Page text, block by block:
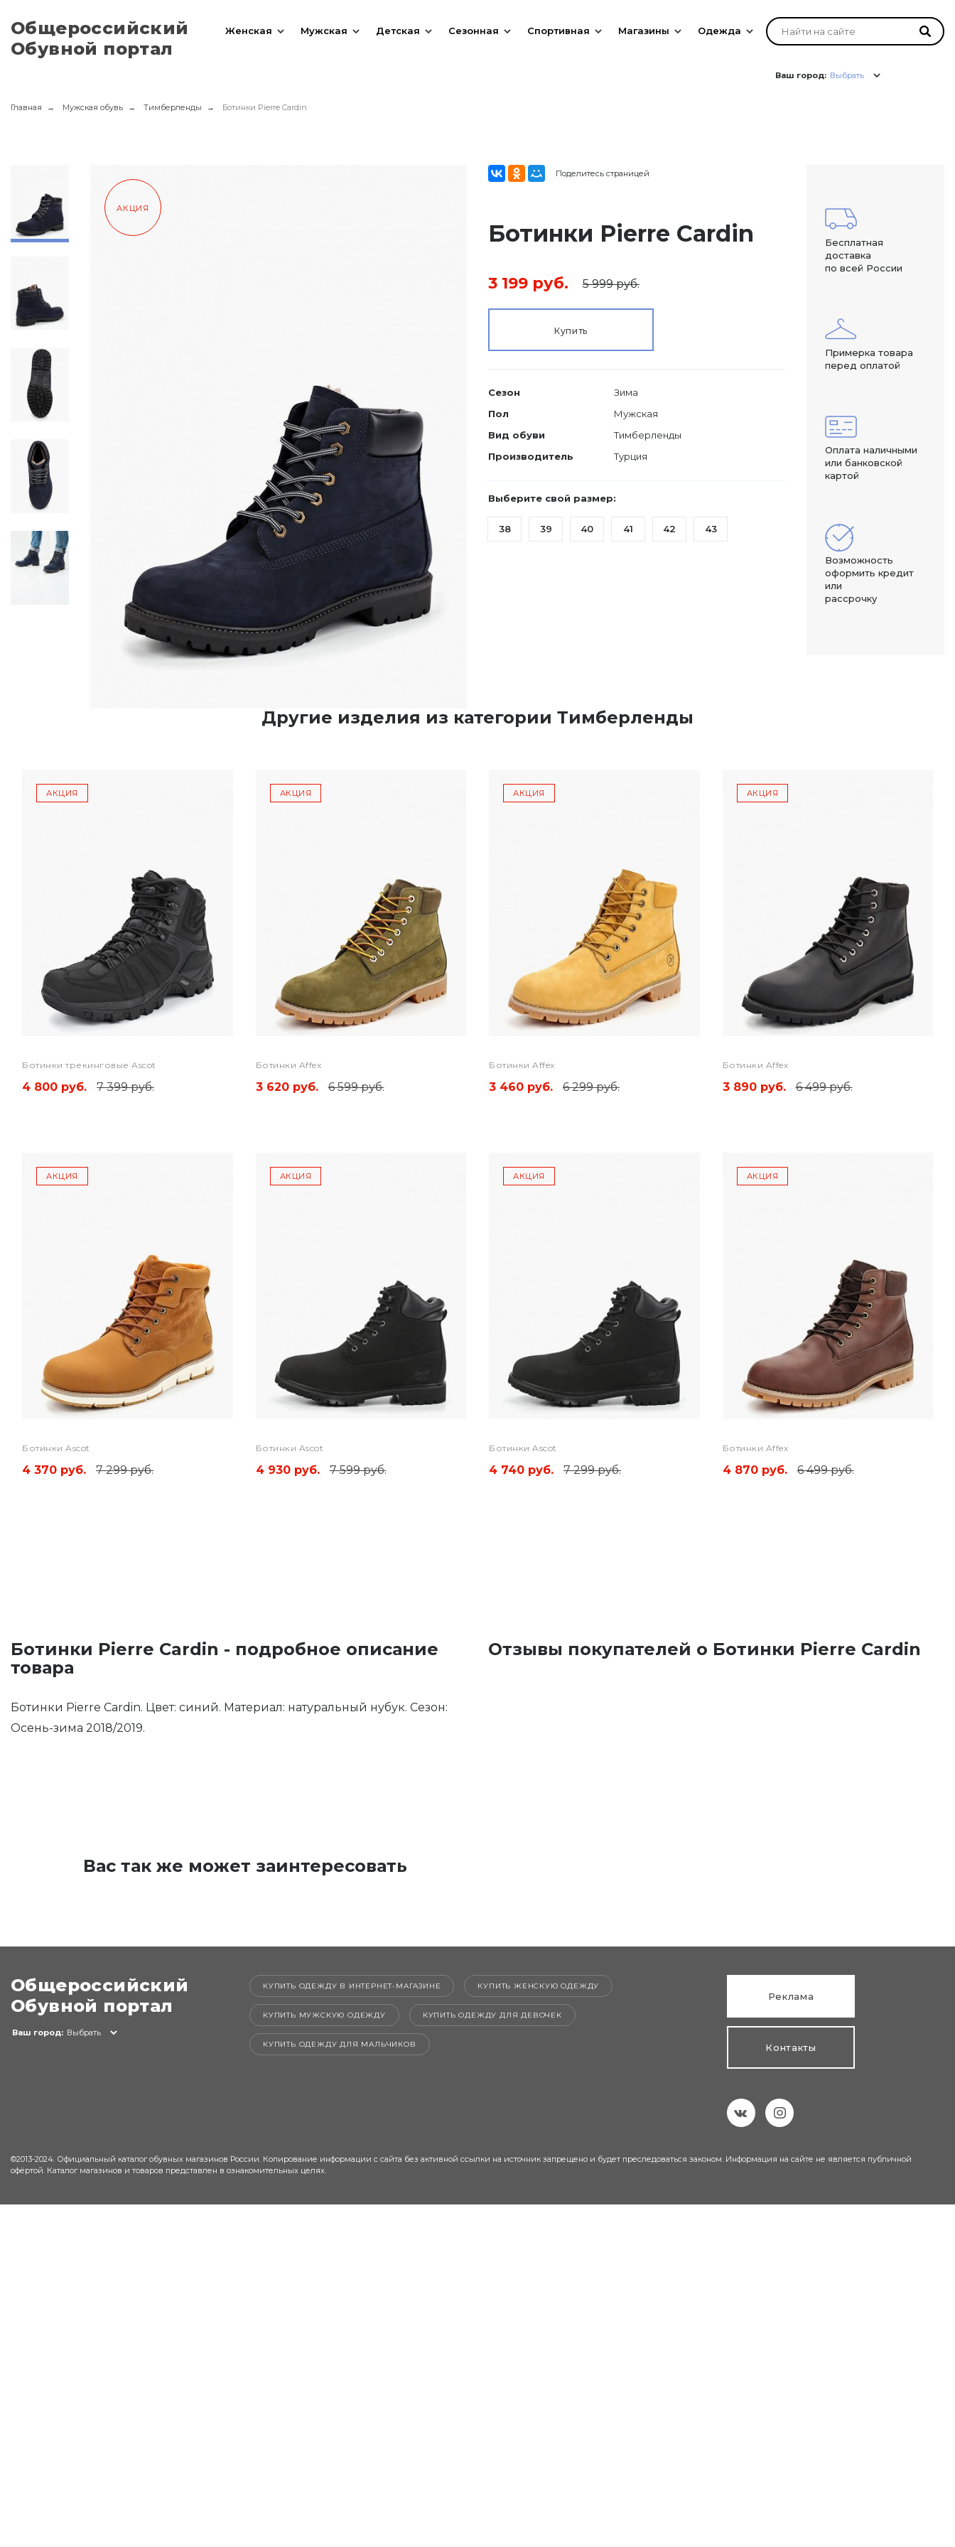
Общероссийский
Обувной портал
Женская Мужская Детская Сезонная Спортивная Магазины Одежда
Ваш город: Выбрать
Главная Мужская обувь Тимберленды Ботинки Pierre Cardin
АКЦИЯ
Поделитесь страницей
Ботинки Pierre Cardin
3 199 руб. 5 999 руб.
Купить
Сезон
Зима
Пол
Мужская
Вид обуви
Тимберленды
Производитель
Турция
Выберите свой размер:
38 39 40 41 42 43
Бесплатная
доставка
по всей России
Примерка товара
перед оплатой
Оплата наличными
или банковской
картой
Возможность
оформить кредит
или
рассрочку
Другие изделия из категории Тимберленды
АКЦИЯ
Ботинки трекинговые Ascot
4 800 руб. 7 399 руб.
АКЦИЯ
Ботинки Affex
3 620 руб. 6 599 руб.
АКЦИЯ
Ботинки Affex
3 460 руб. 6 299 руб.
АКЦИЯ
Ботинки Affex
3 890 руб. 6 499 руб.
АКЦИЯ
Ботинки Ascot
4 370 руб. 7 299 руб.
АКЦИЯ
Ботинки Ascot
4 930 руб. 7 599 руб.
АКЦИЯ
Ботинки Ascot
4 740 руб. 7 299 руб.
АКЦИЯ
Ботинки Affex
4 870 руб. 6 499 руб.
Ботинки Pierre Cardin - подробное описание
товара
Ботинки Pierre Cardin. Цвет: синий. Материал: натуральный нубук. Сезон:
Осень-зима 2018/2019.
Отзывы покупателей о Ботинки Pierre Cardin
Вас так же может заинтересовать
Общероссийский
Обувной портал
Ваш город: Выбрать
КУПИТЬ ОДЕЖДУ В ИНТЕРНЕТ-МАГАЗИНЕ КУПИТЬ ЖЕНСКУЮ ОДЕЖДУ
КУПИТЬ МУЖСКУЮ ОДЕЖДУ КУПИТЬ ОДЕЖДУ ДЛЯ ДЕВОЧЕК
КУПИТЬ ОДЕЖДУ ДЛЯ МАЛЬЧИКОВ
Реклама
Контакты
©2013-2024. Официальный каталог обувных магазинов России. Копирование информации с сайта без активной ссылки на источник запрещено и будет преследоваться законом. Информация на сайте не является публичной
офёртой. Каталог магазинов и товаров представлен в ознакомительных целях.